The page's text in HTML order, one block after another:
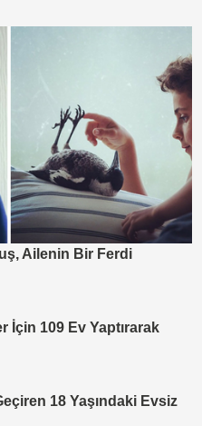
Ailenin Bir Ferdi
İçin 109 Ev Yaptırarak
18 Yaşındaki Evsiz